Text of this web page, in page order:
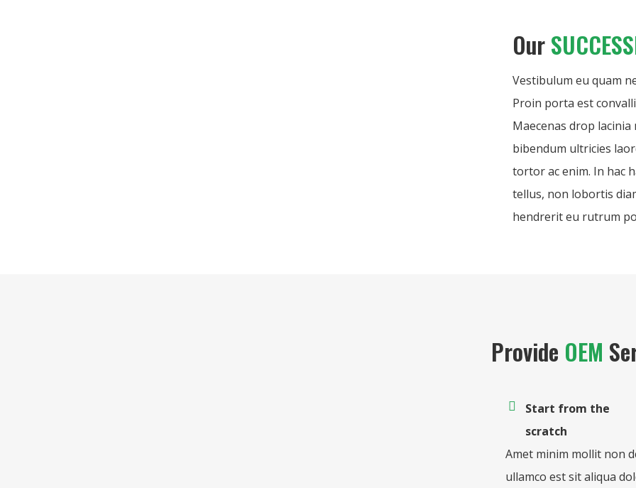
Our
Vestibulum eu quam
Proin porta est
Maecenas drop
bibendum ultricies
tortor ac enim. In hac
tellus, non lobortis
hendrerit eu rutrum
Provide OEM
Start from the
scratch
Amet minim mollit non
ullamco est sit aliqua